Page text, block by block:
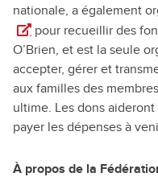
nationale, a également
pour recueillir des
O’Brien, et est la seule
accepter, gérer et
aux familles des
ultime. Les dons aideront
payer les dépenses à
À propos de la